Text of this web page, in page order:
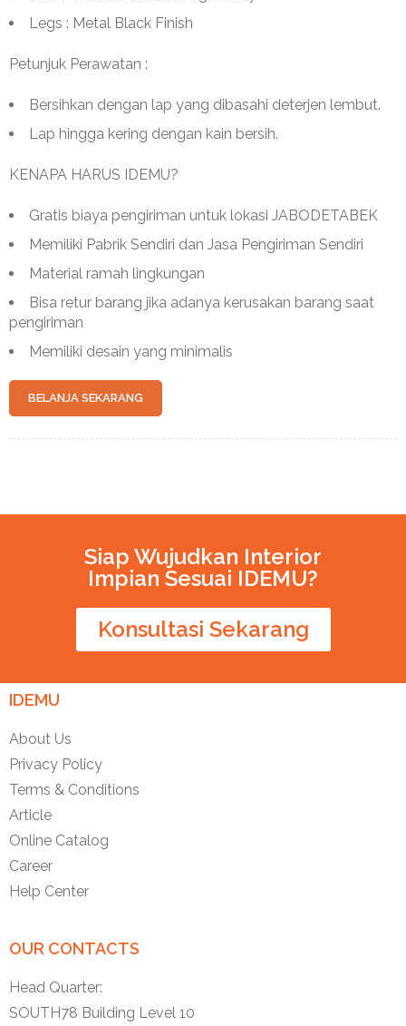
Legs : Metal Black Finish
Petunjuk Perawatan :
Bersihkan dengan lap yang dibasahi deterjen lembut.
Lap hingga kering dengan kain bersih.
KENAPA HARUS IDEMU?
Gratis biaya pengiriman untuk lokasi JABODETABEK
Memiliki Pabrik Sendiri dan Jasa Pengiriman Sendiri
Material ramah lingkungan
Bisa retur barang jika adanya kerusakan barang saat
pengiriman
Memiliki desain yang minimalis
BELANJA SEKARANG
Siap Wujudkan Interior
Impian Sesuai IDEMU?
Konsultasi Sekarang
IDEMU
About Us
Privacy Policy
Terms & Conditions
Article
Online Catalog
Career
Help Center
OUR CONTACTS
Head Quarter:
SOUTH78 Building Level 10